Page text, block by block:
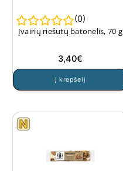
(0)
Įvairių riešutų batonėlis, 70 g
3,40€
Į krepšelį